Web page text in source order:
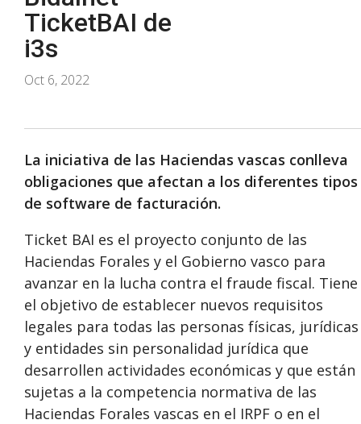
TicketBAI de
i3s
Oct 6, 2022
La iniciativa de las Haciendas vascas conlleva
obligaciones que afectan a los diferentes tipos
de software de facturación.
Ticket BAI es el proyecto conjunto de las
Haciendas Forales y el Gobierno vasco para
avanzar en la lucha contra el fraude fiscal. Tiene
el objetivo de establecer nuevos requisitos
legales para todas las personas físicas, jurídicas
y entidades sin personalidad jurídica que
desarrollen actividades económicas y que están
sujetas a la competencia normativa de las
Haciendas Forales vascas en el IRPF o en el